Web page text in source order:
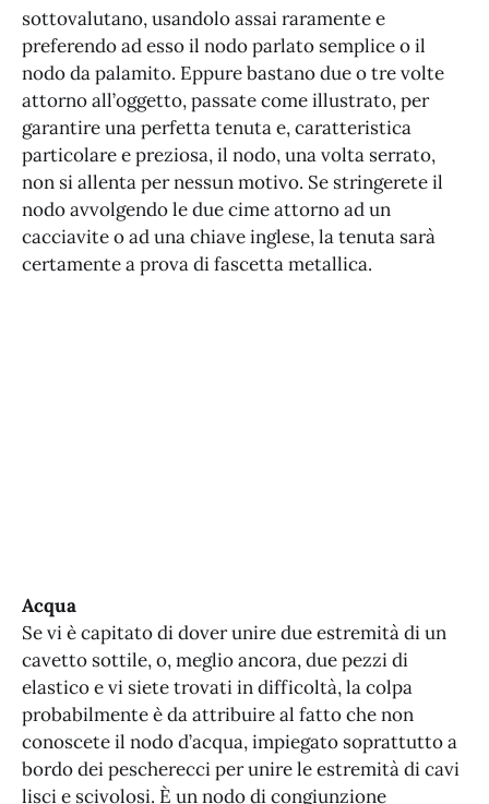
sottovalutano, usandolo assai raramente e
preferendo ad esso il nodo parlato semplice o il
nodo da palamito. Eppure bastano due o tre volte
attorno all’oggetto, passate come illustrato, per
garantire una perfetta tenuta e, caratteristica
particolare e preziosa, il nodo, una volta serrato,
non si allenta per nessun motivo. Se stringerete il
nodo avvolgendo le due cime attorno ad un
cacciavite o ad una chiave inglese, la tenuta sarà
certamente a prova di fascetta metallica.
Acqua
Se vi è capitato di dover unire due estremità di un
cavetto sottile, o, meglio ancora, due pezzi di
elastico e vi siete trovati in difficoltà, la colpa
probabilmente è da attribuire al fatto che non
conoscete il nodo d’acqua, impiegato soprattutto a
bordo dei pescherecci per unire le estremità di cavi
lisci e scivolosi. È un nodo di congiunzione